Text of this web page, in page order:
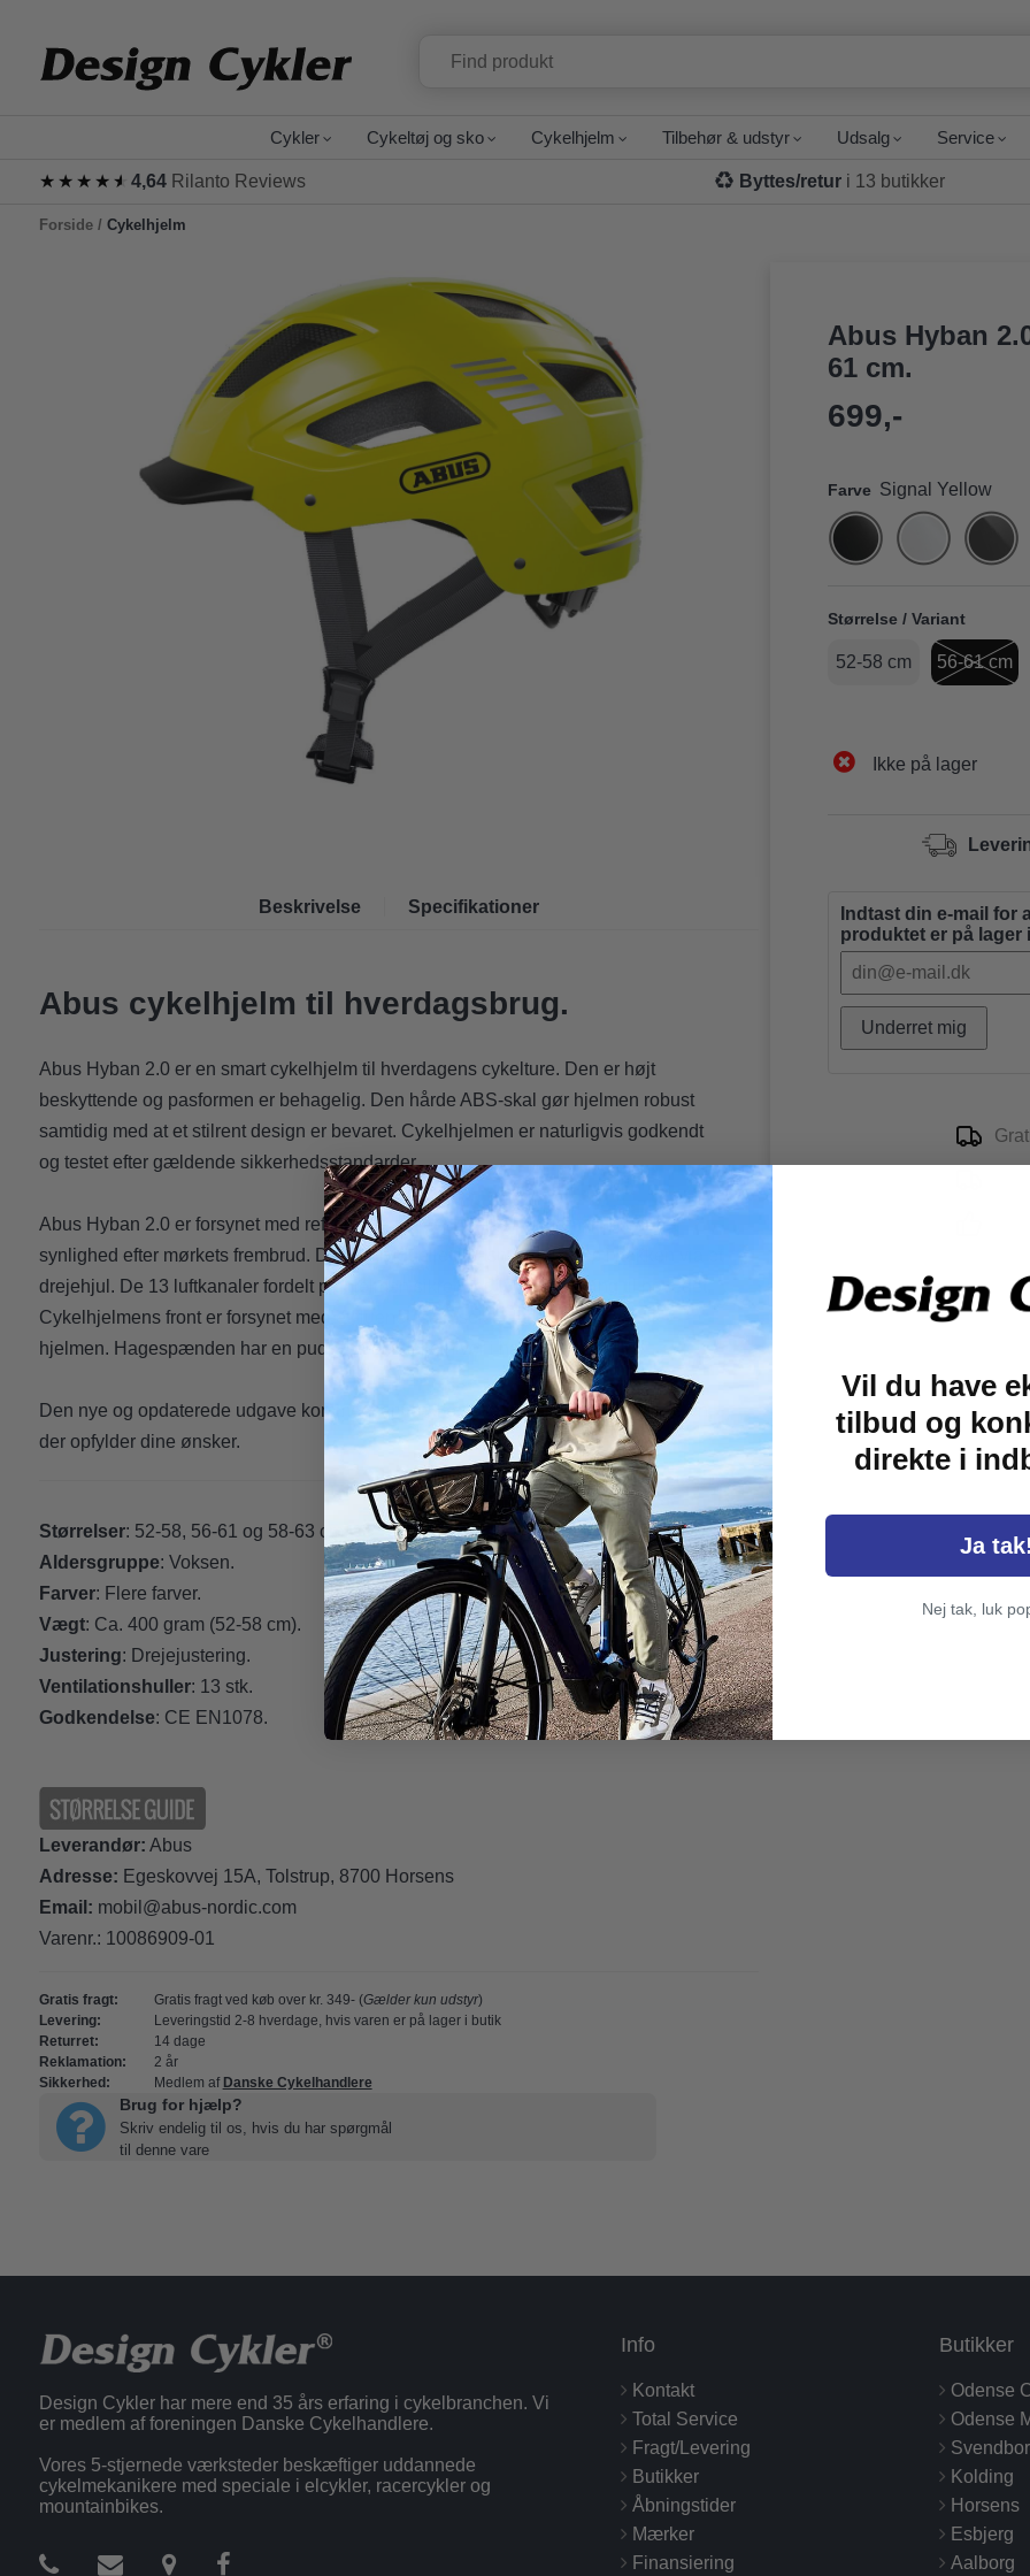
Cykler Cykeltøj og sko Cykelhjelm Tilbehør & udstyr Udsalg Service
★★★★★
★★★★★ 4,64Rilanto Reviews Byttes/retur i 13 butikker
Forside/ Cykelhjelm
Beskrivelse Specifikationer
Abus cykelhjelm til hverdagsbrug.
Abus Hyban 2.0 er en smart cykelhjelm til hverdagens cykelture. Den er højt
beskyttende og pasformen er behagelig. Den hårde ABS-skal gør hjelmen robust
samtidig med at et stilrent design er bevaret. Cykelhjelmen er naturligvis godkendt
og testet efter gældende sikkerhedsstandarder.
Abus Hyban 2.0 er forsynet med reflekser samt et LED-lys i nakken til forbedret
synlighed efter mørkets frembrud. Den individuelle tilpasning justeres i nakken via et
drejehjul. De 13 luftkanaler fordelt på hjelmen sikrer god lufttilstrømning til hovedet.
Cykelhjelmens front er forsynet med et fluenet, så insekter ikke får adgang til
hjelmen. Hagespænden har en pude, så den ikke niver i hagen.
Den nye og opdaterede udgave kommer i en række flotte farver, så du kan finde én,
der opfylder dine ønsker.
Størrelser: 52-58, 56-61 og 58-63 cm.
Aldersgruppe: Voksen.
Farver: Flere farver.
Vægt: Ca. 400 gram (52-58 cm).
Justering: Drejejustering.
Ventilationshuller: 13 stk.
Godkendelse: CE EN1078.
Leverandør: Abus
Adresse: Egeskovvej 15A, Tolstrup, 8700 Horsens
Email: mobil@abus-nordic.com
Varenr.: 10086909-01
Gratis fragt: Gratis fragt ved køb over kr. 349- (Gælder kun udstyr)
Levering:
Leveringstid 2-8 hverdage, hvis varen er på lager i butik
Returret:
14 dage
Reklamation:
2 år
Sikkerhed:
Medlem af Danske Cykelhandlere
Brug for hjælp?
Skriv endelig til os, hvis du har spørgmål
til denne vare
Abus Hyban
61 cm.
699,-
Farve Signal Yellow
Størrelse / Variant
52-58 cm 56-61 cm
Ikke på lager
Indtast din e-mail for
produktet er på lager
Underret mig
5-
Design Cykler har mere end 35 års erfaring i cykelbranchen. Vi
er medlem af foreningen Danske Cykelhandlere.
Vores 5-stjernede værksteder beskæftiger uddannede
cykelmekanikere med speciale i elcykler, racercykler og
mountainbikes.
Info
Kontakt
Total Service
Fragt/Levering
Butikker
Åbningstider
Mærker
Finansiering
Butikker
Odense
Odense
Kolding
Horsens
Esbjerg
Aalborg
Vil du have
tilbud og
direkte i
Ja tak!
Nej tak, luk